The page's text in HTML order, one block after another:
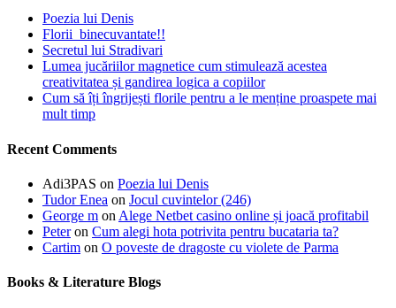
Poezia lui Denis
Florii binecuvantate!!
Secretul lui Stradivari
Lumea jucăriilor magnetice cum stimulează acestea
creativitatea și gandirea logica a copiilor
Cum să îți îngrijești florile pentru a le menține proaspete mai
mult timp
Recent Comments
Adi3PAS on Poezia lui Denis
Tudor Enea on Jocul cuvintelor (246)
George m on Alege Netbet casino online și joacă profitabil
Peteron Cum alegi hota potrivita pentru bucataria ta?
Cartim on O poveste de dragoste cu violete de Parma
Books & Literature Blogs